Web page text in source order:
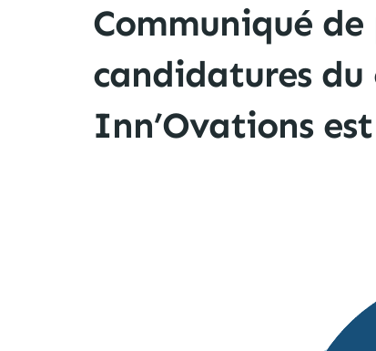
Communiqué de
candidatures du
Inn’Ovations